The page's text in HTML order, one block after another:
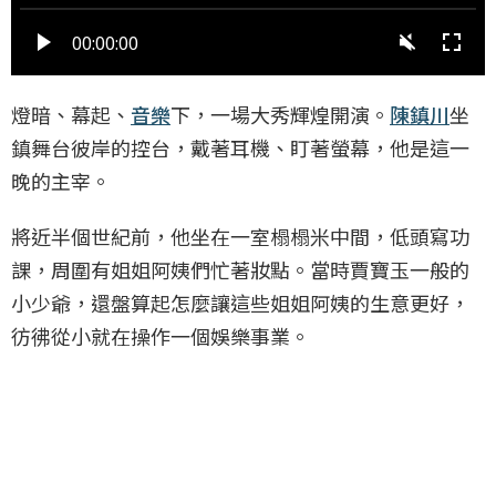
燈暗、幕起、 音樂下，一場大秀輝煌開演。 陳鎮川坐
鎮舞台彼岸的控台，戴著耳機、盯著螢幕，他是這一
晚的主宰。
將近半個世紀前，他坐在一室榻榻米中間，低頭寫功
課，周圍有姐姐阿姨們忙著妝點。當時賈寶玉一般的
小少爺，還盤算起怎麼讓這些姐姐阿姨的生意更好，
彷彿從小就在操作一個娛樂事業。